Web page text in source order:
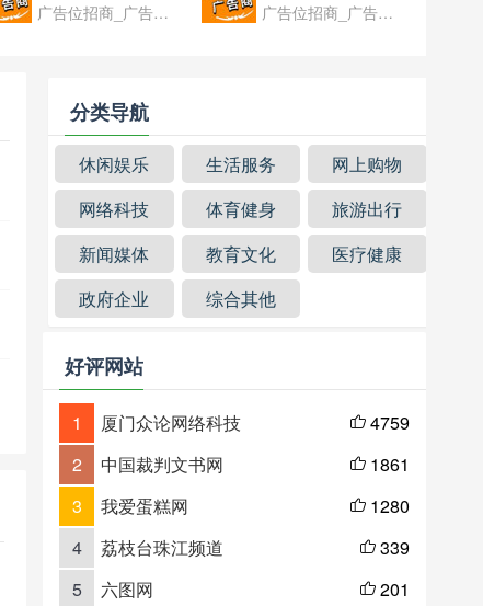
广告位招商_广告位待售 广告位招商_广告位待售
分类导航
休闲娱乐 生活服务
网上购物
网络科技
体育健身
旅游出行
新闻媒体
教育文化
医疗健康
政府企业
综合其他
好评网站
1 厦门众论网络科技  4759
2
中国裁判文书网  1861
3
我爱蛋糕网  1280
4
荔枝台珠江频道  339
5
六图网  201